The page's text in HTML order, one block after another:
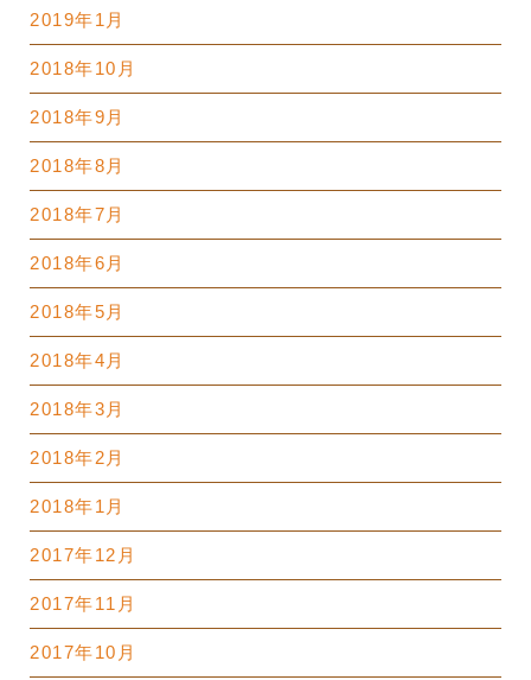
2019年1月
2018年10月
2018年9月
2018年8月
2018年7月
2018年6月
2018年5月
2018年4月
2018年3月
2018年2月
2018年1月
2017年12月
2017年11月
2017年10月